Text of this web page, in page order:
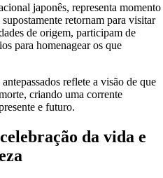
japonês, representa momento
retornam para visitar
de origem, participam de
para homenagear os que
reflete a visão de que
criando uma corrente
e futuro.
da vida e